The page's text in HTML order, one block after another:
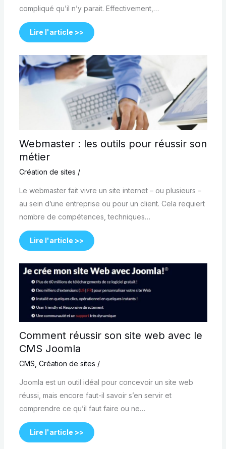
compliqué qu’il n’y parait. Effectivement,…
Lire l'article >>
Webmaster : les outils pour réussir son
métier
Création de sites /
Le webmaster fait vivre un site internet – ou plusieurs –
au sein d’une entreprise ou pour un client. Cela requiert
nombre de compétences, techniques…
Lire l'article >>
Comment réussir son site web avec le
CMS Joomla
CMS Création de sites /
Joomla est un outil idéal pour concevoir un site web
réussi, mais encore faut-il savoir s’en servir et
comprendre ce qu’il faut faire ou ne…
Lire l'article >>